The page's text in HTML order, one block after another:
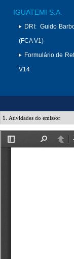
IGUATEMI S.A.
DRI: Guido
(FCA V1)
Formulário de
V14